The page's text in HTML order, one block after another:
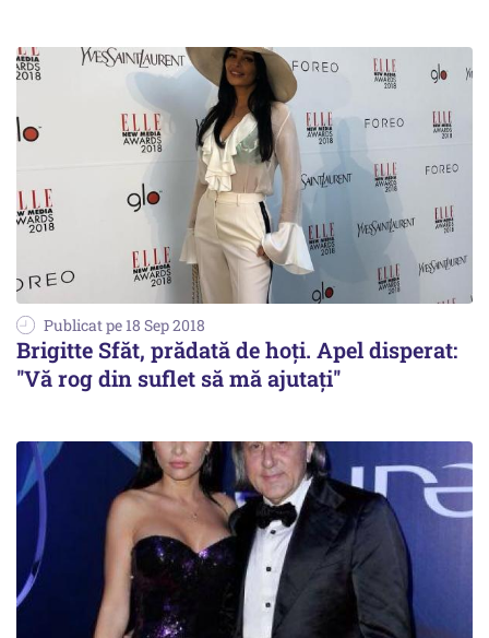
Publicat pe 18 Sep 2018
Brigitte Sfăt, prădată de hoți. Apel disperat:
''Vă rog din suflet să mă ajutați''